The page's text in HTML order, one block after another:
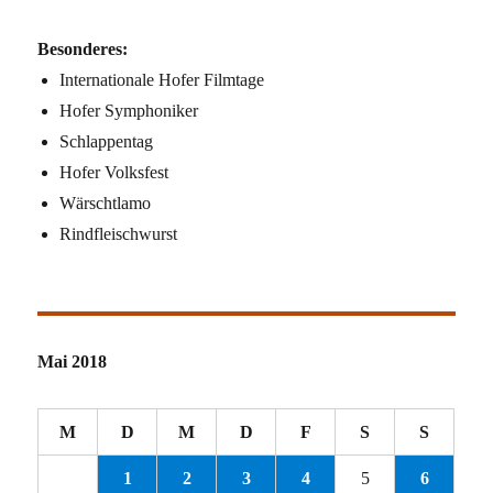
Besonderes:
Internationale Hofer Filmtage
Hofer Symphoniker
Schlappentag
Hofer Volksfest
Wärschtlamo
Rindfleischwurst
Mai 2018
M D M D F S S
1 2 3 4 5 6